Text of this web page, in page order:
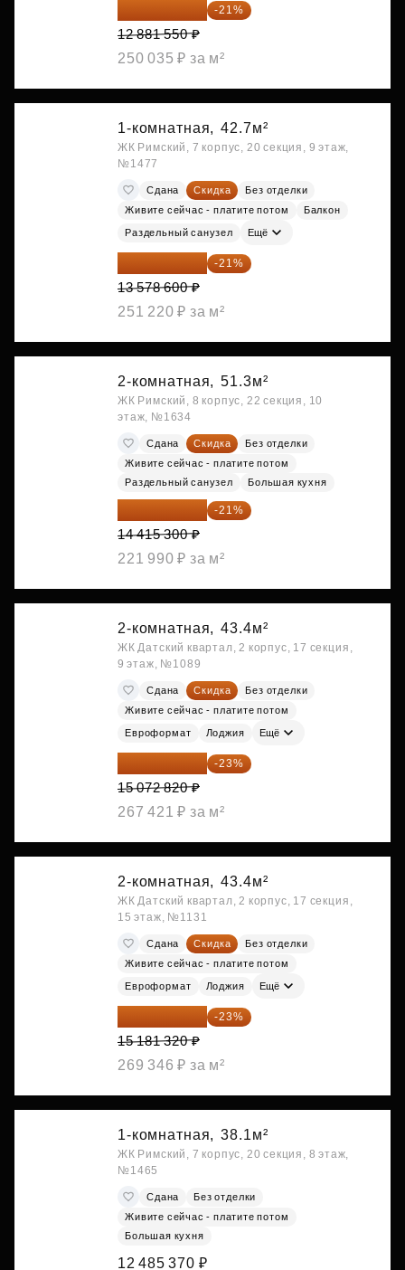
10 176 425 ₽ -21%
12 881 550 ₽
250 035 ₽ за м²
1-комнатная, 42.7м²
ЖК Римский, 7 корпус, 20 секция, 9 этаж,
№1477
Сдана Скидка
Без отделки
Живите сейчас - платите потом
Балкон
Раздельный санузел Ещё
10 727 094 ₽ -21%
13 578 600 ₽
251 220 ₽ за м²
2-комнатная, 51.3м²
ЖК Римский, 8 корпус, 22 секция, 10
этаж, №1634
Сдана Скидка
Без отделки
Живите сейчас - платите потом
Раздельный санузел
Большая кухня
11 388 087 ₽ -21%
14 415 300 ₽
221 990 ₽ за м²
2-комнатная, 43.4м²
ЖК Датский квартал, 2 корпус, 17 секция,
9 этаж, №1089
Сдана Скидка
Без отделки
Живите сейчас - платите потом
Евроформат Лоджия Ещё
11 606 071 ₽ -23%
15 072 820 ₽
267 421 ₽ за м²
2-комнатная, 43.4м²
ЖК Датский квартал, 2 корпус, 17 секция,
15 этаж, №1131
Сдана Скидка
Без отделки
Живите сейчас - платите потом
Евроформат Лоджия Ещё
11 689 616 ₽ -23%
15 181 320 ₽
269 346 ₽ за м²
1-комнатная, 38.1м²
ЖК Римский, 7 корпус, 20 секция, 8 этаж,
№1465
Сдана
Без отделки
Живите сейчас - платите потом
Большая кухня
12 485 370 ₽